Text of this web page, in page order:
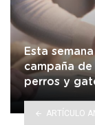
Esta
campaña
perros y
ARTÍCULO